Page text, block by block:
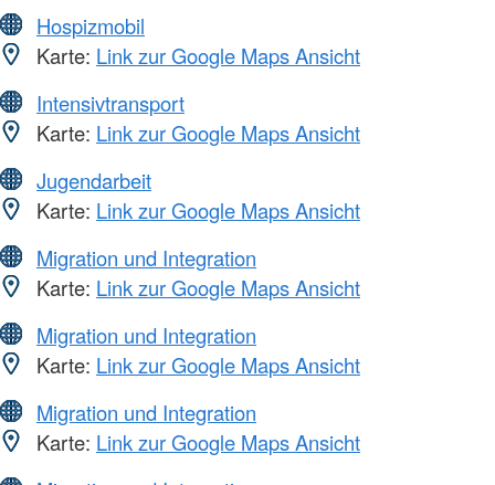
Hospizmobil
Karte: Link zur Google Maps Ansicht
Intensivtransport
Karte: Link zur Google Maps Ansicht
Jugendarbeit
Karte: Link zur Google Maps Ansicht
Migration und Integration
Karte: Link zur Google Maps Ansicht
Migration und Integration
Karte: Link zur Google Maps Ansicht
Migration und Integration
Karte: Link zur Google Maps Ansicht